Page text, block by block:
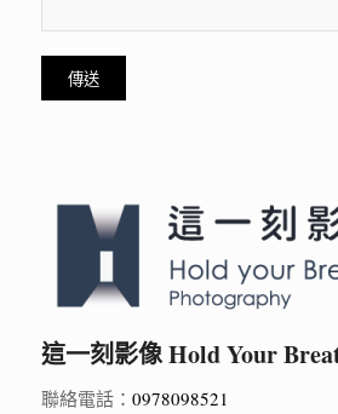
這一刻影像 Hold Your
聯絡電話： 0978098521